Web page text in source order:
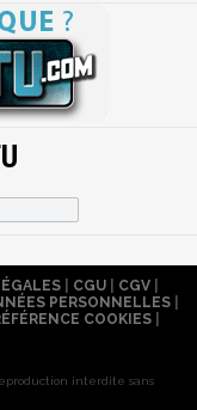
| CGU| CGV|
PERSONNELLES
COOKIES
interdite sans